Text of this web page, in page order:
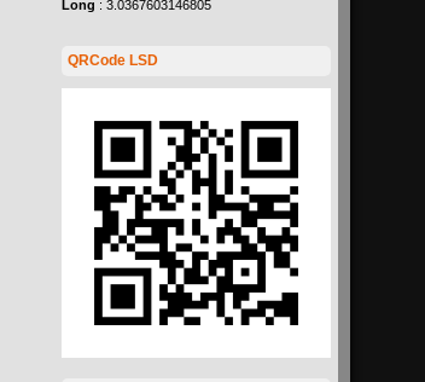
Long : 3.0367603146805
QRCode LSD